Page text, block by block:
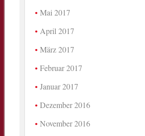
Mai 2017
April 2017
März 2017
Februar 2017
Januar 2017
Dezember 2016
November 2016